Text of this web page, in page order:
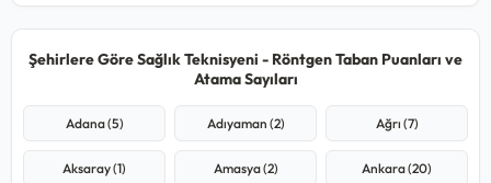
Şehirlere Göre Sağlık Teknisyeni - Röntgen Taban Puanları ve
Atama Sayıları
Adana (5) Adıyaman (2) Ağrı (7)
Aksaray (1) Amasya (2) Ankara (20)